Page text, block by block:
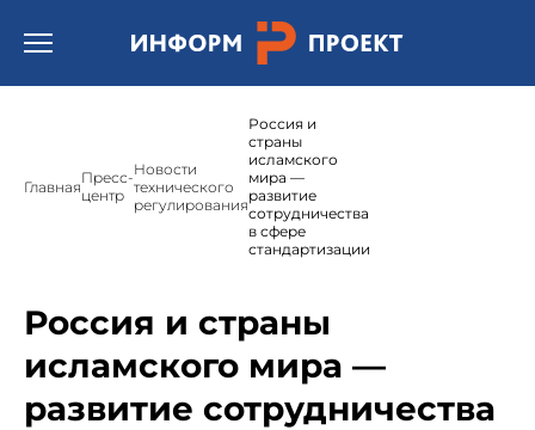
Открыть бургер меню.
ГлавнаяПресс-
центр
Новости
технического
регулирования
Россия и
страны
исламского
мира —
развитие
сотрудничества
в сфере
стандартизации
Россия и страны
исламского мира —
развитие сотрудничества